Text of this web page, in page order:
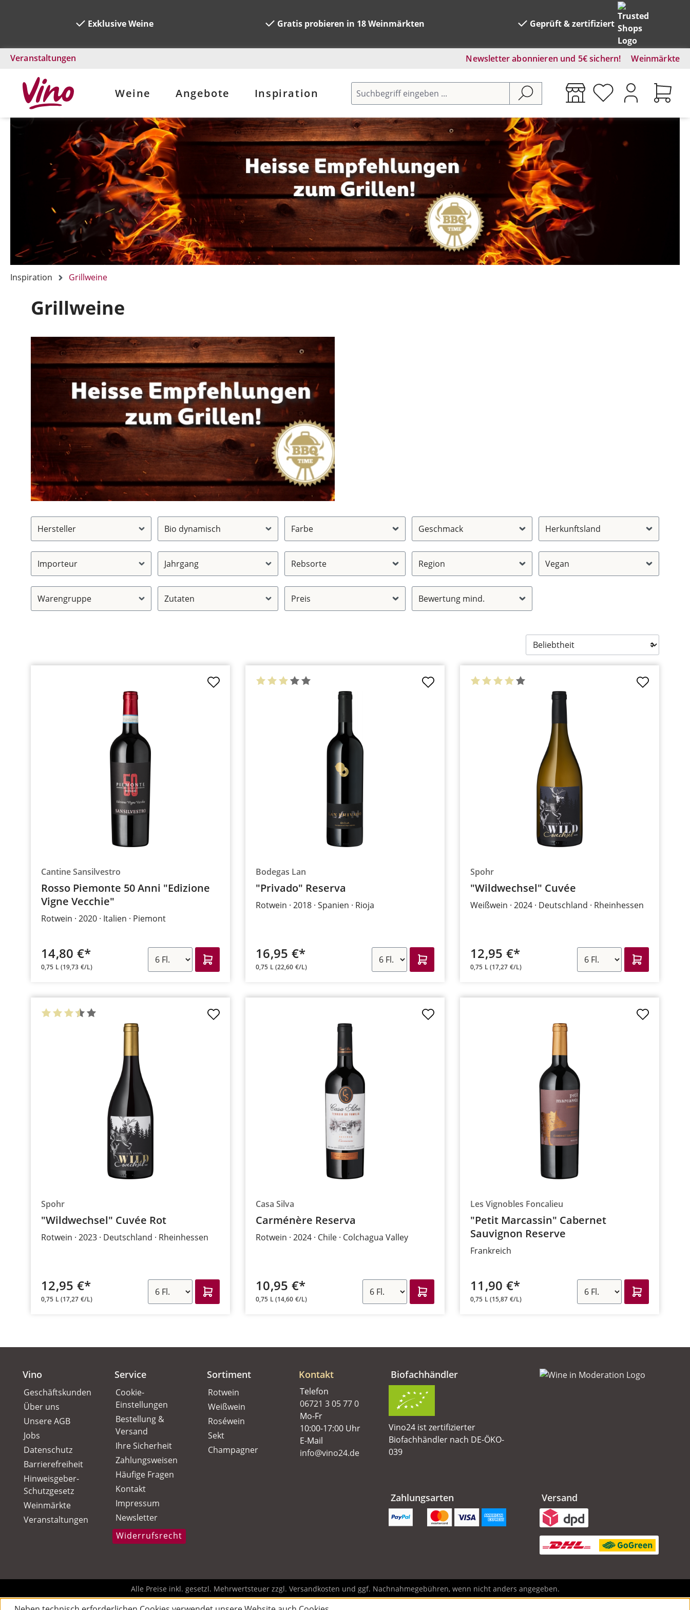
Exklusive Weine Gratis probieren in 18 Weinmärkten Geprüft & zertifiziert
Newsletter abonnieren und 5€ sichern! Weinmärkte
Veranstaltungen
Weine Angebote Inspiration
Inspiration Grillweine
Grillweine
Hersteller Bio dynamisch Farbe Geschmack Herkunftsland
Importeur Jahrgang Rebsorte Region Vegan
Warengruppe Zutaten Preis Bewertung mind.
Cantine Sansilvestro
Rosso Piemonte 50 Anni "Edizione
Vigne Vecchie"
Rotwein 2020 Italien Piemont
14,80 €*
0,75 L(19,73 €/L)
Bodegas Lan
"Privado" Reserva
Rotwein 2018 Spanien Rioja
16,95 €*
0,75 L(22,60 €/L)
Spohr
"Wildwechsel" Cuvée
Weißwein 2024 Deutschland Rheinhessen
12,95 €*
0,75 L(17,27 €/L)
Spohr
"Wildwechsel" Cuvée Rot
Rotwein 2023 Deutschland Rheinhessen
12,95 €*
0,75 L(17,27 €/L)
Casa Silva
Carménère Reserva
Rotwein 2024 Chile Colchagua Valley
10,95 €*
0,75 L(14,60 €/L)
Les Vignobles Foncalieu
"Petit Marcassin" Cabernet
Sauvignon Reserve
Frankreich
11,90 €*
0,75 L(15,87 €/L)
Vino
Geschäftskunden
Über uns
Unsere AGB
Jobs
Datenschutz
Barrierefreiheit
Hinweisgeber-
Schutzgesetz
Weinmärkte
Veranstaltungen
Service
Cookie-
Einstellungen
Bestellung &
Versand
Ihre Sicherheit
Zahlungsweisen
Häufige Fragen
Kontakt
Impressum
Newsletter
Widerrufsrecht
Sortiment
Rotwein
Weißwein
Roséwein
Sekt
Champagner
Kontakt
Telefon
06721 3 05 77 0
Mo-Fr
10:00-17:00 Uhr
E-Mail
info@vino24.de
Biofachhändler
Vino24 ist zertifizierter
Biofachhändler nach DE-ÖKO-
039
Zahlungsarten Versand
Alle Preise inkl. gesetzl. Mehrwertsteuer zzgl. Versandkosten und ggf. Nachnahmegebühren, wenn nicht anders angegeben.